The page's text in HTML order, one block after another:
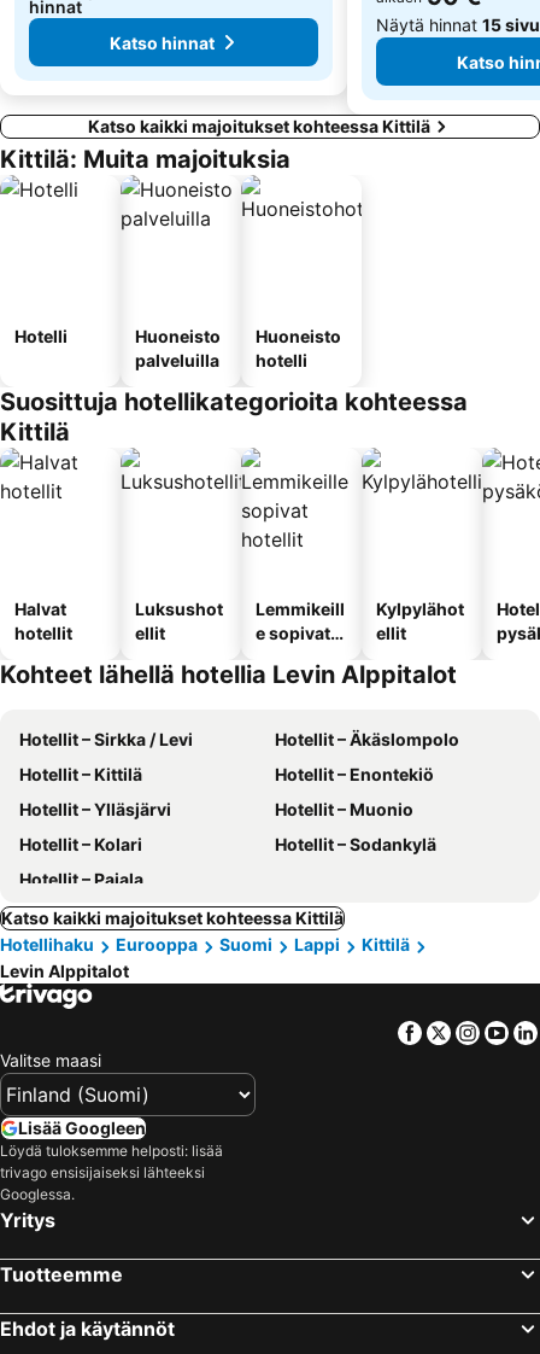
hinnat
Katso hinnat
Näytä hinnat 15
Katso
Katso kaikki majoitukset kohteessa Kittilä
Kittilä: Muita majoituksia
Hotelli
Huoneisto
palveluilla
Huoneisto
hotelli
Suosittuja hotellikategorioita kohteessa
Kittilä
Halvat
hotellit
Luksushot
ellit
Lemmikeill
e sopivat
Kylpylähot
ellit
Kohteet lähellä hotellia Levin Alppitalot
Hotellit – Sirkka / Levi
Hotellit – Äkäslompolo
Hotellit – Kittilä
Hotellit – Enontekiö
Hotellit – Ylläsjärvi
Hotellit – Muonio
Hotellit – Kolari
Hotellit – Sodankylä
Hotellit – Pajala
Katso kaikki majoitukset kohteessa Kittilä
Hotellihaku
Eurooppa Suomi Lappi
Kittilä
Levin Alppitalot
Facebook
Twitter
Valitse maasi
Lisää Googleen
Löydä tuloksemme helposti: lisää
trivago ensisijaiseksi lähteeksi
Googlessa.
Yritys
Tuotteemme
Ehdot ja käytännöt